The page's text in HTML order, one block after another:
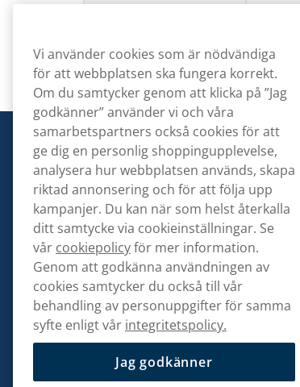
Denna tobaksprodukt kan vara
hälsan och är
för personer under 18 år.
Kontakta oss
hej@snusbolaget.se
08 517 910 94
Mån-Tor 8.00-17.00 | Fre 9.00-17.00 |
Vi använder cookies som är nödvändiga
för att webbplatsen ska fungera korrekt.
Om du samtycker genom att klicka på ”Jag
godkänner” använder vi och våra
samarbetspartners också cookies för att
ge dig en personlig shoppingupplevelse,
analysera hur webbplatsen används, skapa
riktad annonsering och för att följa upp
kampanjer. Du kan när som helst återkalla
ditt samtycke via cookieinställningar. Se
vår cookiepolicyför mer information.
Genom att godkänna användningen av
cookies samtycker du också till vår
behandling av personuppgifter för samma
syfte enligt vår integritetspolicy.
Jag godkänner